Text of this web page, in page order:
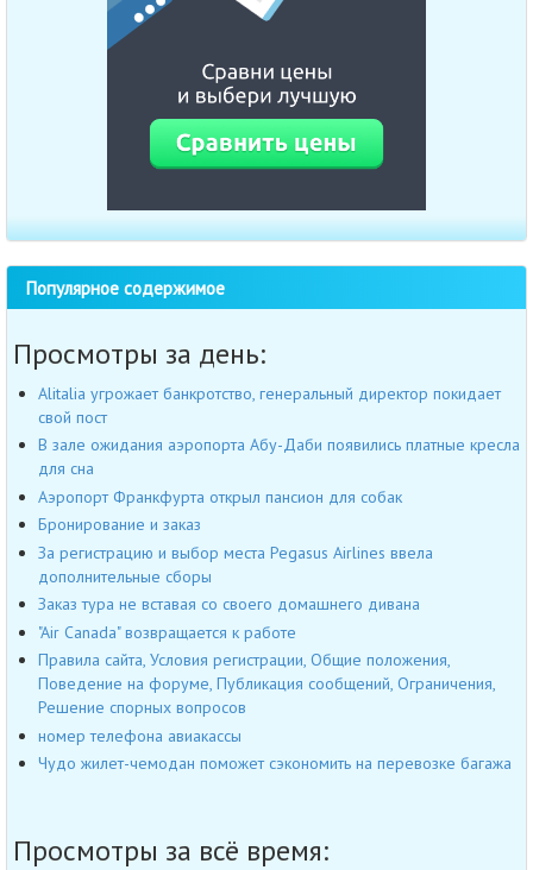
Популярное содержимое
Просмотры за день:
Alitalia угрожает банкротство, генеральный директор покидает
свой пост
В зале ожидания аэропорта Абу-Даби появились платные кресла
для сна
Аэропорт Франкфурта открыл пансион для собак
Бронирование и заказ
За регистрацию и выбор места Pegasus Airlines ввела
дополнительные сборы
Заказ тура не вставая со своего домашнего дивана
"Air Canada" возвращается к работе
Правила сайта, Условия регистрации, Общие положения,
Поведение на форуме, Публикация сообщений, Ограничения,
Решение спорных вопросов
номер телефона авиакассы
Чудо жилет-чемодан поможет сэкономить на перевозке багажа
Просмотры за всё время: